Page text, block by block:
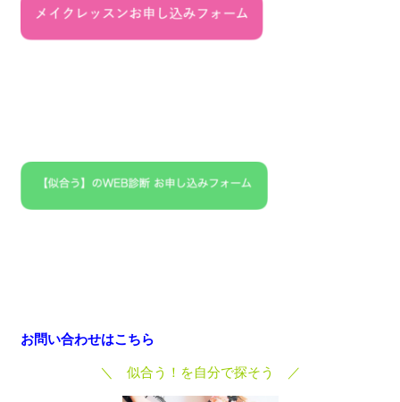
お問い合わせはこちら
＼ 似合う！を自分で探そう ／